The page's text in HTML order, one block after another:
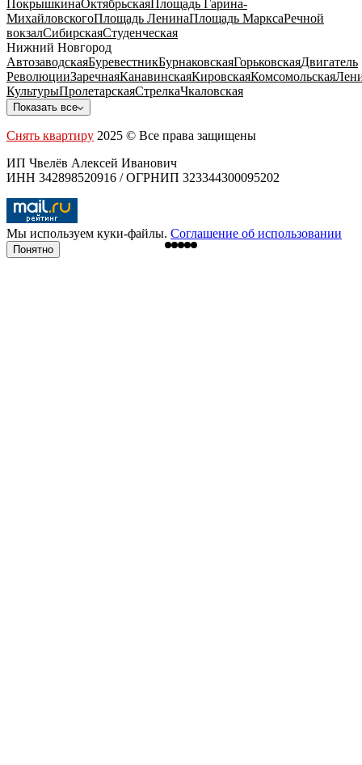
ПокрышкинаОктябрьскаяПлощадь Гарина-
МихайловскогоПлощадь ЛенинаПлощадь МарксаРечной
вокзалСибирскаяСтуденческая
Нижний Новгород
АвтозаводскаяБуревестникБурнаковскаяГорьковскаяДвигатель
РеволюцииЗаречнаяКанавинскаяКировскаяКомсомольская
КультурыПролетарскаяСтрелкаЧкаловская
Показать все
Снять квартиру 2025 © Все права защищены
ИП Чвелёв Алексей Иванович
ИНН 342898520916 / ОГРНИП 323344300095202
Мы используем куки-файлы. Соглашение об использовании
Понятно